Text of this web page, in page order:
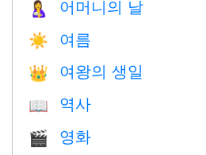
🤱 어머니의 날
☀️ 여름
👑 여왕의 생일
📖 역사
🎬 영화